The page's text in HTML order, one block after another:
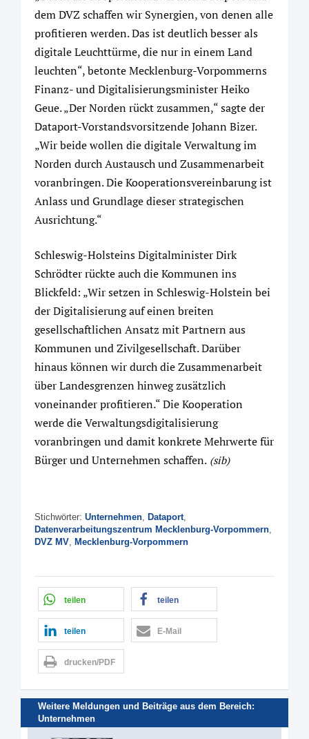
dem DVZ schaffen wir Synergien, von denen alle
profitieren werden. Das ist deutlich besser als
digitale Leuchttürme, die nur in einem Land
leuchten“, betonte Mecklenburg-Vorpommerns
Finanz- und Digitalisierungsminister Heiko
Geue. „Der Norden rückt zusammen,“ sagte der
Dataport-Vorstandsvorsitzende Johann Bizer.
„Wir beide wollen die digitale Verwaltung im
Norden durch Austausch und Zusammenarbeit
voranbringen. Die Kooperationsvereinbarung ist
Anlass und Grundlage dieser strategischen
Ausrichtung.“
Schleswig-Holsteins Digitalminister Dirk
Schrödter rückte auch die Kommunen ins
Blickfeld: „Wir setzen in Schleswig-Holstein bei
der Digitalisierung auf einen breiten
gesellschaftlichen Ansatz mit Partnern aus
Kommunen und Zivilgesellschaft. Darüber
hinaus können wir durch die Zusammenarbeit
über Landesgrenzen hinweg zusätzlich
voneinander profitieren.“ Die Kooperation
werde die Verwaltungsdigitalisierung
voranbringen und damit konkrete Mehrwerte für
Bürger und Unternehmen schaffen. (sib)
Stichwörter: Unternehmen Dataport
Datenverarbeitungszentrum Mecklenburg-Vorpommern
DVZ MV Mecklenburg-Vorpommern
teilen teilen
teilen E-Mail
drucken/PDF
Weitere Meldungen und Beiträge aus dem Bereich:
Unternehmen